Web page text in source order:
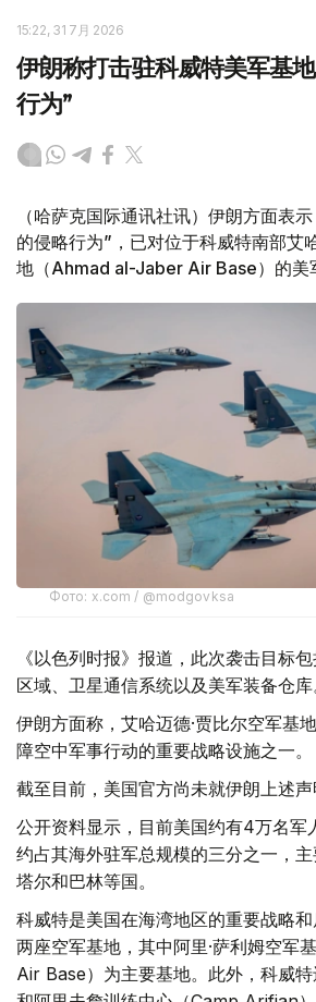
15:22, 31 7月 2026
伊朗称打击驻科威特美军基
行为”
（哈萨克国际通讯社讯）伊朗方面表
的侵略行为”，已对位于科威特南部艾
地（Ahmad al-Jaber Air Base）的美
Фото: x.com / @modgovksa
《以色列时报》报道，此次袭击目标
区域、卫星通信系统以及美军装备仓库
伊朗方面称，艾哈迈德·贾比尔空军基
障空中军事行动的重要战略设施之一。
截至目前，美国官方尚未就伊朗上述声
公开资料显示，目前美国约有4万名军
约占其海外驻军总规模的三分之一，
塔尔和巴林等国。
科威特是美国在海湾地区的重要战略
两座空军基地，其中阿里·萨利姆空军
Air Base）为主要基地。此外，科威